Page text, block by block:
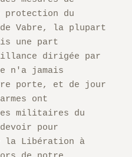
du
Vabre, la plupart
une part
dirigée par
n'a jamais
porte, et de jour
ont
militaires du
pour
la Libération à